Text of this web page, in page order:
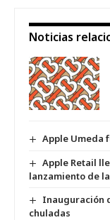
Noticias
Apple Umeda
Apple Retail
lanzamiento de
Inauguración
chuladas